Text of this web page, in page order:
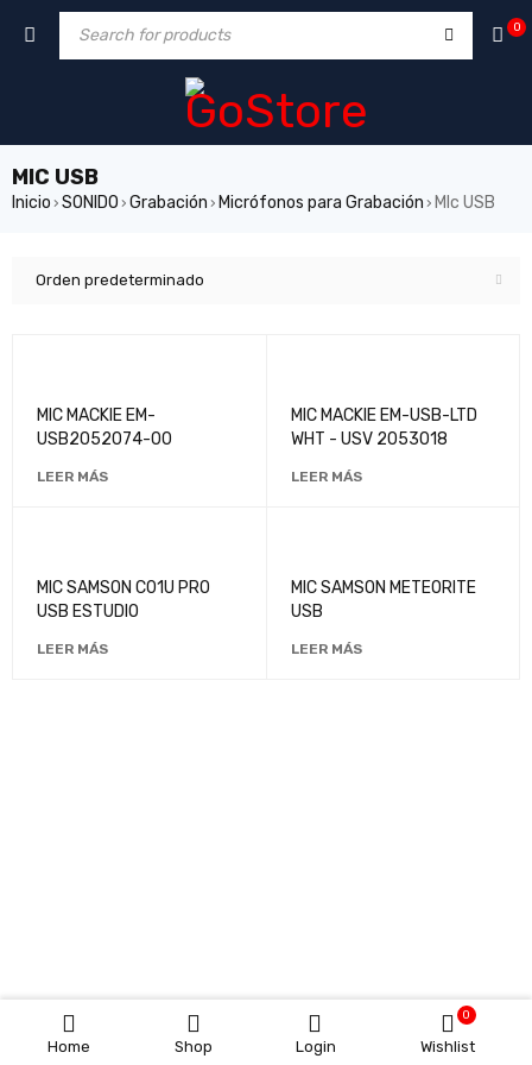
Home Shop Login Wishlist
0
0
MIC USB
Inicio › SONIDO › Grabación › Micrófonos para Grabación › MIc USB
Orden predeterminado
MIC MACKIE EM-
USB2052074-00
LEER MÁS
MIC MACKIE EM-USB-LTD
WHT - USV 2053018
LEER MÁS
MIC SAMSON C01U PRO
USB ESTUDIO
LEER MÁS
MIC SAMSON METEORITE
USB
LEER MÁS